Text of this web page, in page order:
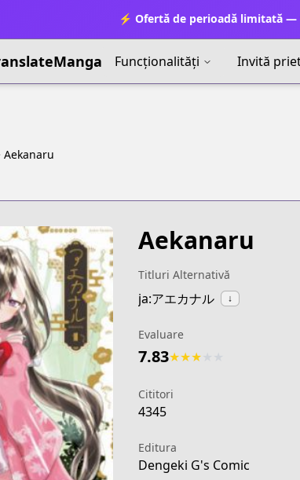
⚡ Ofertă de perioadă limitată —
Funcționalități Invită
Aekanaru
Aekanaru
Titluri Alternativă
ja:アエカナル ↓
Evaluare
7.83★★★
Cititori
4345
Editura
Dengeki G's Comic